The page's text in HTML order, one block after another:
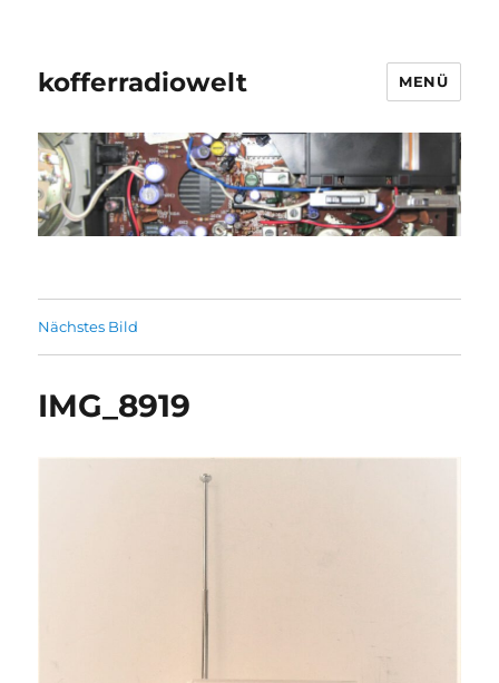
kofferradiowelt MENÜ
Nächstes Bild
IMG_8919